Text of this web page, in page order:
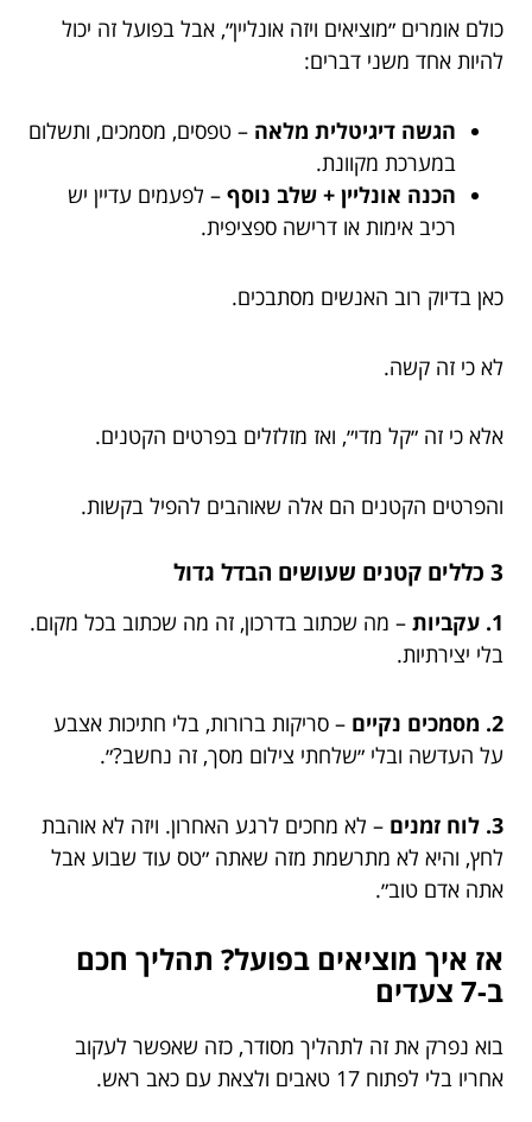
כולם אומרים ״מוציאים ויזה אונליין״, אבל בפועל זה יכול
להיות אחד משני דברים:
הגשה דיגיטלית מלאה – טפסים, מסמכים, ותשלום
במערכת מקוונת.
הכנה אונליין + שלב נוסף – לפעמים עדיין יש
רכיב אימות או דרישה ספציפית.
כאן בדיוק רוב האנשים מסתבכים.
לא כי זה קשה.
אלא כי זה ״קל מדי״, ואז מזלזלים בפרטים הקטנים.
והפרטים הקטנים הם אלה שאוהבים להפיל בקשות.
3 כללים קטנים שעושים הבדל גדול
1. עקביות
– מה שכתוב בדרכון, זה מה שכתוב בכל מקום.
בלי יצירתיות.
2. מסמכים נקיים
– סריקות ברורות, בלי חתיכות אצבע
על העדשה ובלי ״שלחתי צילום מסך, זה נחשב?״.
3. לוח זמנים
– לא מחכים לרגע האחרון. ויזה לא אוהבת
לחץ, והיא לא מתרשמת מזה שאתה ״טס עוד שבוע אבל
אתה אדם טוב״.
אז איך מוציאים בפועל? תהליך חכם
ב-7 צעדים
בוא נפרק את זה לתהליך מסודר, כזה שאפשר לעקוב
אחריו בלי לפתוח 17 טאבים ולצאת עם כאב ראש.